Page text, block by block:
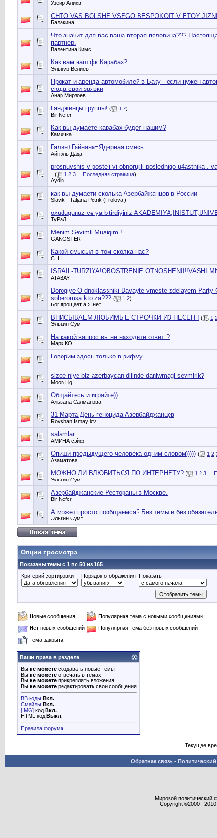
Узеир Алиев
CHTO VAS BOLSHE VSEGO BESPOKOIT V ETOY
Балакина
Что значит для вас ваша вторая половина???
партнер.
Валентина Кимс
Как вам наш фк Карабах?
Эльнур Велиев
Прокат и аренда автомобилей в Баку - если нужен
сюда свои заявки
Анар Мирзоев
Гянджинцы группы! ( 1 2)
Bir Nefer
Как вы думаете карабах будет нашим?
Камочка
Гялин+Гайнана=Ядерная смесь
Айгюль Дада
prosnuvshis v posteli vi obnorujili posledniqo u4astnika .
. ( 1 2 3 Последняя страница)
Aydin
как вы думаети сколька Азербайжанцов в России
Slavik - Tatjana Petrik (Frolova )
oxudugunuz ve ya bitirdiyiniz
ТуРаЛ
Menim Sevimli Musiqim !
GANGSTER
Какой смысыл в том сколка нас?
C. H
ISRAIL-TURZIYA!OBOSTRENIE OTNOSHENII!!VASHI
ATABAY
Dorogiye O dnoklassniki Davayte vmeste zdelayem
soberomsa kto za??? ( 1 2)
Бог прощает а Я нет
ВПИСЫВАЕМ ЛЮБИМЫЕ СТРОЧКИ ИЗ ПЕСЕН ! ( 1 2
Элькин Сумт
На какой вапрос вы не находите ответ ?
Марк КО
Говорим здесь только в рифму
-----
sizce niye biz azerbaycan dilinde daniwmagi sevmirik?
Moon Lig
Общайтесь и играйте))
Альвана Салманова
31 Марта День геноцида Азербайджанцев
Rovshan Ismay lov
salamlar
АМИНА сэйф
Опиши предыдущего человека одним словом))))) ( 1 2
Азаматова
МОЖНО ЛИ ВЛЮБИТЬСЯ ПО ИНТЕРНЕТУ? ( 1 2 3
Элькин Сумт
Азербайджанские Рестораны в Москве.
Bir Nefer
А может просто пообщаемся? Без темы и без
Элькин Сумт
Опции просмотра
Показаны темы с 1 по 50 из 165
Критерий сортировки
Порядок отображения Показать
Новые сообщения
Популярная тема с новыми сообщениями
Нет новых сообщений
Популярная тема без новых сообщений
Тема закрыта
Ваши права в разделе
Вы не можете создавать новые темы
Вы не можете отвечать в темах
Вы не можете прикреплять вложения
Вы не можете редактировать свои сообщения
BB коды Вкл.
Смайлы Вкл.
[IMG] код Вкл.
HTML код Выкл.
Правила форума
Текущее
Обратная связь -
Мировой политический
Copyright ©2000 -